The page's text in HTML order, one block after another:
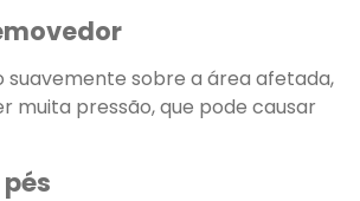
suavemente sobre a área afetada,
muita pressão, que pode causar